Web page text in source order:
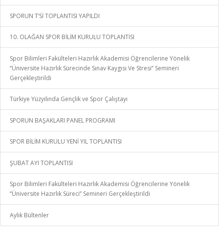
SPORUN T’Sİ TOPLANTISI YAPILDI
10. OLAĞAN SPOR BİLİM KURULU TOPLANTISI
Spor Bilimleri Fakülteleri Hazırlık Akademisi Öğrencilerine Yönelik
‘’Üniversite Hazırlık Sürecinde Sınav Kaygısı Ve Stresi’’ Semineri
Gerçekleştirildi
Türkiye Yüzyılında Gençlik ve Spor Çalıştayı
SPORUN BAŞAKLARI PANEL PROGRAMI
SPOR BİLİM KURULU YENİ YIL TOPLANTISI
ŞUBAT AYI TOPLANTISI
Spor Bilimleri Fakülteleri Hazırlık Akademisi Öğrencilerine Yönelik
‘’Üniversite Hazırlık Süreci’’ Semineri Gerçekleştirildi
Aylık Bültenler